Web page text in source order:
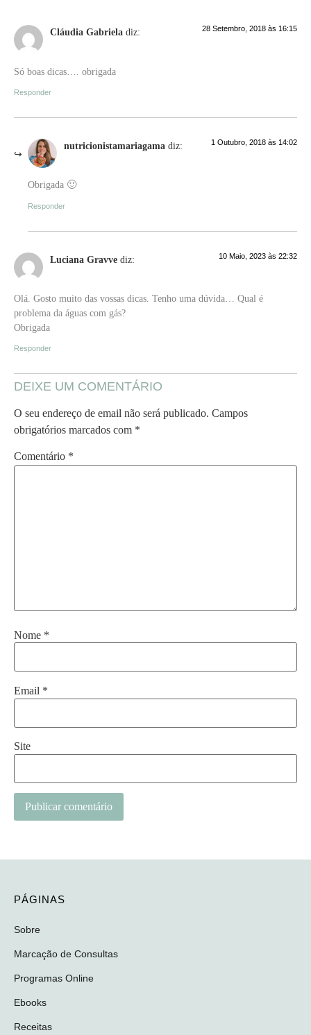
Cláudia Gabriela diz: 28 Setembro, 2018 às 16:15
Só boas dicas…. obrigada
Responder
nutricionistamariagama diz: 1 Outubro, 2018 às 14:02
Obrigada 🙂
Responder
Luciana Gravve diz: 10 Maio, 2023 às 22:32
Olá. Gosto muito das vossas dicas. Tenho uma dúvida… Qual é
problema da águas com gás?
Obrigada
Responder
DEIXE UM COMENTÁRIO
O seu endereço de email não será publicado. Campos
obrigatórios marcados com *
Comentário *
Nome *
Email *
Site
PÁGINAS
Sobre
Marcação de Consultas
Programas Online
Ebooks
Receitas